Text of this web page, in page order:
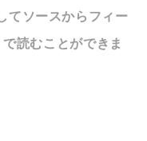
てソースからフィー
読むことができま